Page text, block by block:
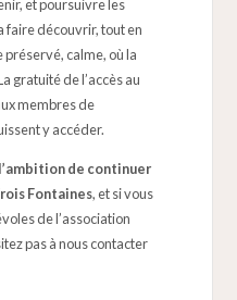
et poursuivre les
faire découvrir, tout en
calme, où la
gratuité de l’accès au
membres de
y accéder.
de continuer
Fontaines, et si vous
de l’association
pas à nous contacter